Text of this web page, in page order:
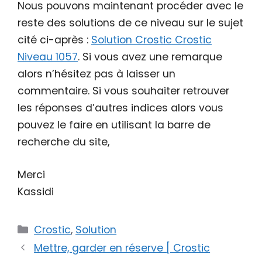
Nous pouvons maintenant procéder avec le
reste des solutions de ce niveau sur le sujet
cité ci-après : Solution Crostic Crostic
Niveau 1057. Si vous avez une remarque
alors n’hésitez pas à laisser un
commentaire. Si vous souhaiter retrouver
les réponses d’autres indices alors vous
pouvez le faire en utilisant la barre de
recherche du site,
Merci
Kassidi
Catégories
Crostic, Solution
Mettre, garder en réserve [ Crostic